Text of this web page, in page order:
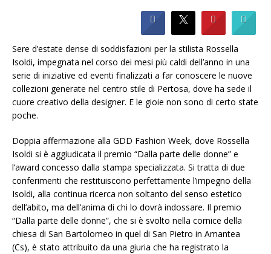
Sere d’estate dense di soddisfazioni per la stilista Rossella
Isoldi, impegnata nel corso dei mesi più caldi dell’anno in una
serie di iniziative ed eventi finalizzati a far conoscere le nuove
collezioni generate nel centro stile di Pertosa, dove ha sede il
cuore creativo della designer. E le gioie non sono di certo state
poche.
Doppia affermazione alla GDD Fashion Week, dove Rossella
Isoldi si è aggiudicata il premio “Dalla parte delle donne” e
l’award concesso dalla stampa specializzata. Si tratta di due
conferimenti che restituiscono perfettamente l’impegno della
Isoldi, alla continua ricerca non soltanto del senso estetico
dell’abito, ma dell’anima di chi lo dovrà indossare. Il premio
“Dalla parte delle donne”, che si è svolto nella cornice della
chiesa di San Bartolomeo in quel di San Pietro in Amantea
(Cs), è stato attribuito da una giuria che ha registrato la